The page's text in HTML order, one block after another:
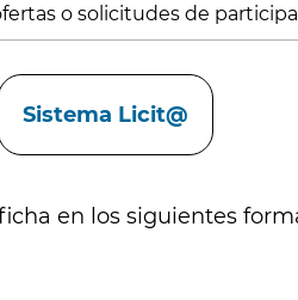
o solicitudes de
Sistema Licit@
en los siguientes